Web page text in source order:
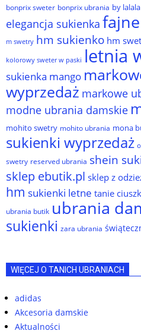
bonprix sweter bonprix ubrania by lalala
elegancja sukienka
m swetry hm sukienko hm
kolorowy sweter w paski letnia
sukienka mango
wyprzedaż markowe
modne ubrania damskie
mohito swetry mohito ubrania mona
sukienki wyprzedaż
swetry reserved ubrania shein
sklep ebutik.pl sklep z
hm sukienki letne tanie
ubrania butik ubrania
sukienki zara ubrania
WIĘCEJ O TANICH UBRANIACH
adidas
Akcesoria damskie
Aktualności